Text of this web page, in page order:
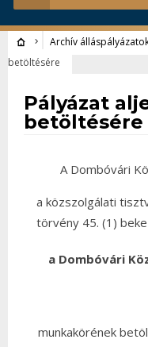
Archív
betöltésére
Pályázat
betöltésére
A Dombóvári
a közszolgálati
törvény 45. (1)
a Dombóvári
munkakörének